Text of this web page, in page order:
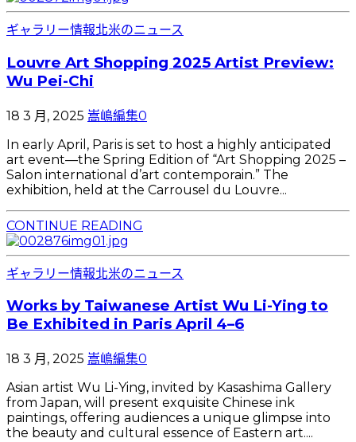
ギャラリー情報北米のニュース
Louvre Art Shopping 2025 Artist Preview:
Wu Pei-Chi
18 3 月, 2025 嵩嶋編集0
In early April, Paris is set to host a highly anticipated
art event—the Spring Edition of “Art Shopping 2025 –
Salon international d’art contemporain.” The
exhibition, held at the Carrousel du Louvre...
CONTINUE READING
ギャラリー情報北米のニュース
Works by Taiwanese Artist Wu Li-Ying to
Be Exhibited in Paris April 4–6
18 3 月, 2025 嵩嶋編集0
Asian artist Wu Li-Ying, invited by Kasashima Gallery
from Japan, will present exquisite Chinese ink
paintings, offering audiences a unique glimpse into
the beauty and cultural essence of Eastern art....